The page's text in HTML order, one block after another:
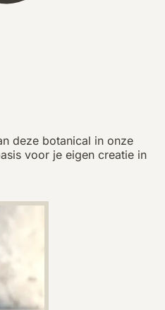
deze botanical in onze
voor je eigen creatie in